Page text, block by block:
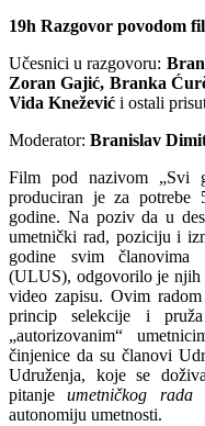
19h Razgovor povodom
Učesnici u razgovoru:
Zoran Gajić, Branka
Vida Knežević i ostali
Moderator: Branislav
Film pod nazivom „Svi
produciran je za potrebe
godine. Na poziv da u
umetnički rad, poziciju i
godine svim članovima
(ULUS), odgovorilo je njih
video zapisu. Ovim
princip selekcije i
„autorizovanim“
činjenice da su članovi
Udruženja, koje se
pitanjeumetničkog rada
autonomiju umetnosti.